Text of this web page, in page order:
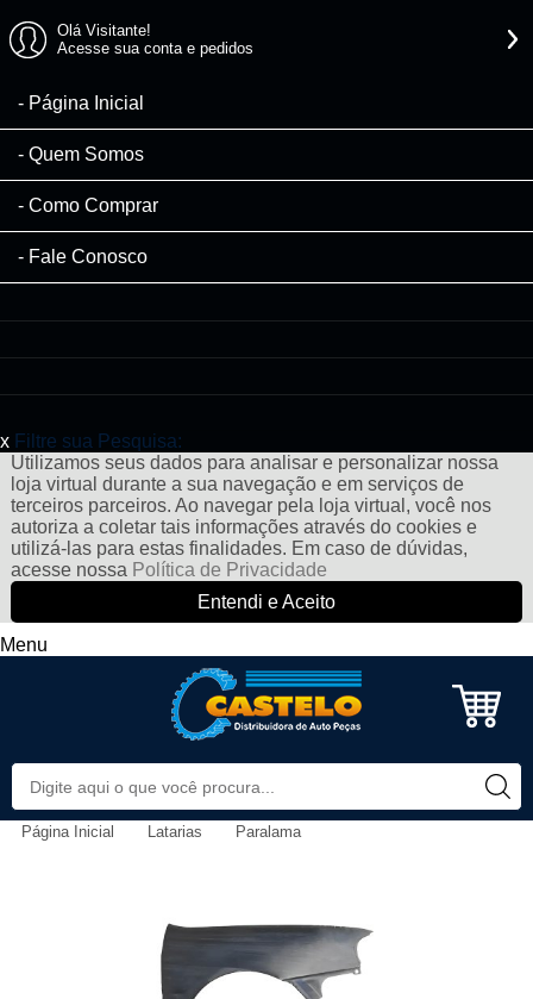
Olá Visitante!
Acesse sua conta e pedidos
Página Inicial
Quem Somos
Como Comprar
Fale Conosco
x Filtre sua Pesquisa:
Utilizamos seus dados para analisar e personalizar nossa
loja virtual durante a sua navegação e em serviços de
terceiros parceiros. Ao navegar pela loja virtual, você nos
autoriza a coletar tais informações através do cookies e
utilizá-las para estas finalidades. Em caso de dúvidas,
acesse nossa Política de Privacidade
Entendi e Aceito
Menu
Página Inicial Latarias Paralama